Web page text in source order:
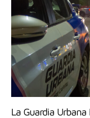
La Guardia